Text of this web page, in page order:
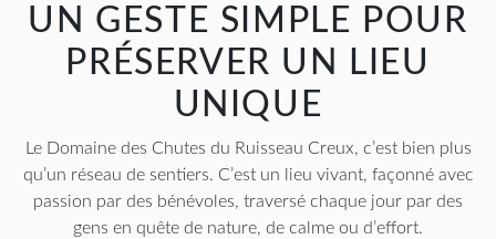
UN GESTE SIMPLE POUR
PRÉSERVER UN LIEU
UNIQUE
Le Domaine des Chutes du Ruisseau Creux, c’est bien plus
qu’un réseau de sentiers. C’est un lieu vivant, façonné avec
passion par des bénévoles, traversé chaque jour par des
gens en quête de nature, de calme ou d’effort.